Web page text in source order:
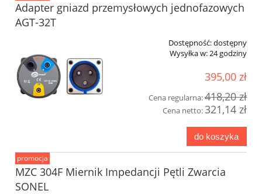
Adapter gniazd przemysłowych jednofazowych
AGT-32T
Dostępność:dostępny
Wysyłka w:24 godziny
395,00 zł
Cena regularna:418,20 zł
Cena netto:321,14 zł
do koszyka
MZC 304F Miernik Impedancji Pętli Zwarcia
SONEL
promocja